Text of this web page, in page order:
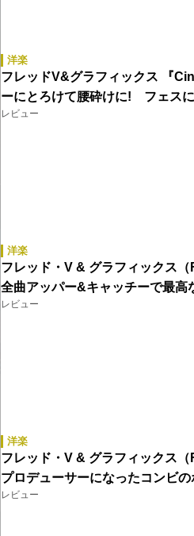
洋楽
フレッドV&グラフィックス 『
ーにとろけて腰砕けに! フェス
レビュー
洋楽
フレッド・V & グラフィックス
全曲アッパー&キャッチーで最高
レビュー
洋楽
フレッド・V & グラフィックス
プロデューサーになったコンビ
レビュー